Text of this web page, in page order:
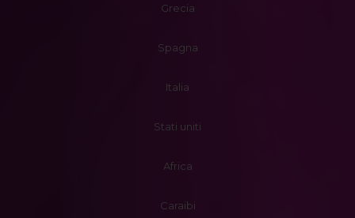
Grecia
Spagna
Italia
Stati uniti
Africa
Caraibi